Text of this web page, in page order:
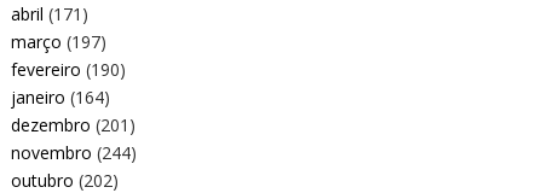
abril (171)
março (197)
fevereiro (190)
janeiro (164)
dezembro (201)
novembro (244)
outubro (202)